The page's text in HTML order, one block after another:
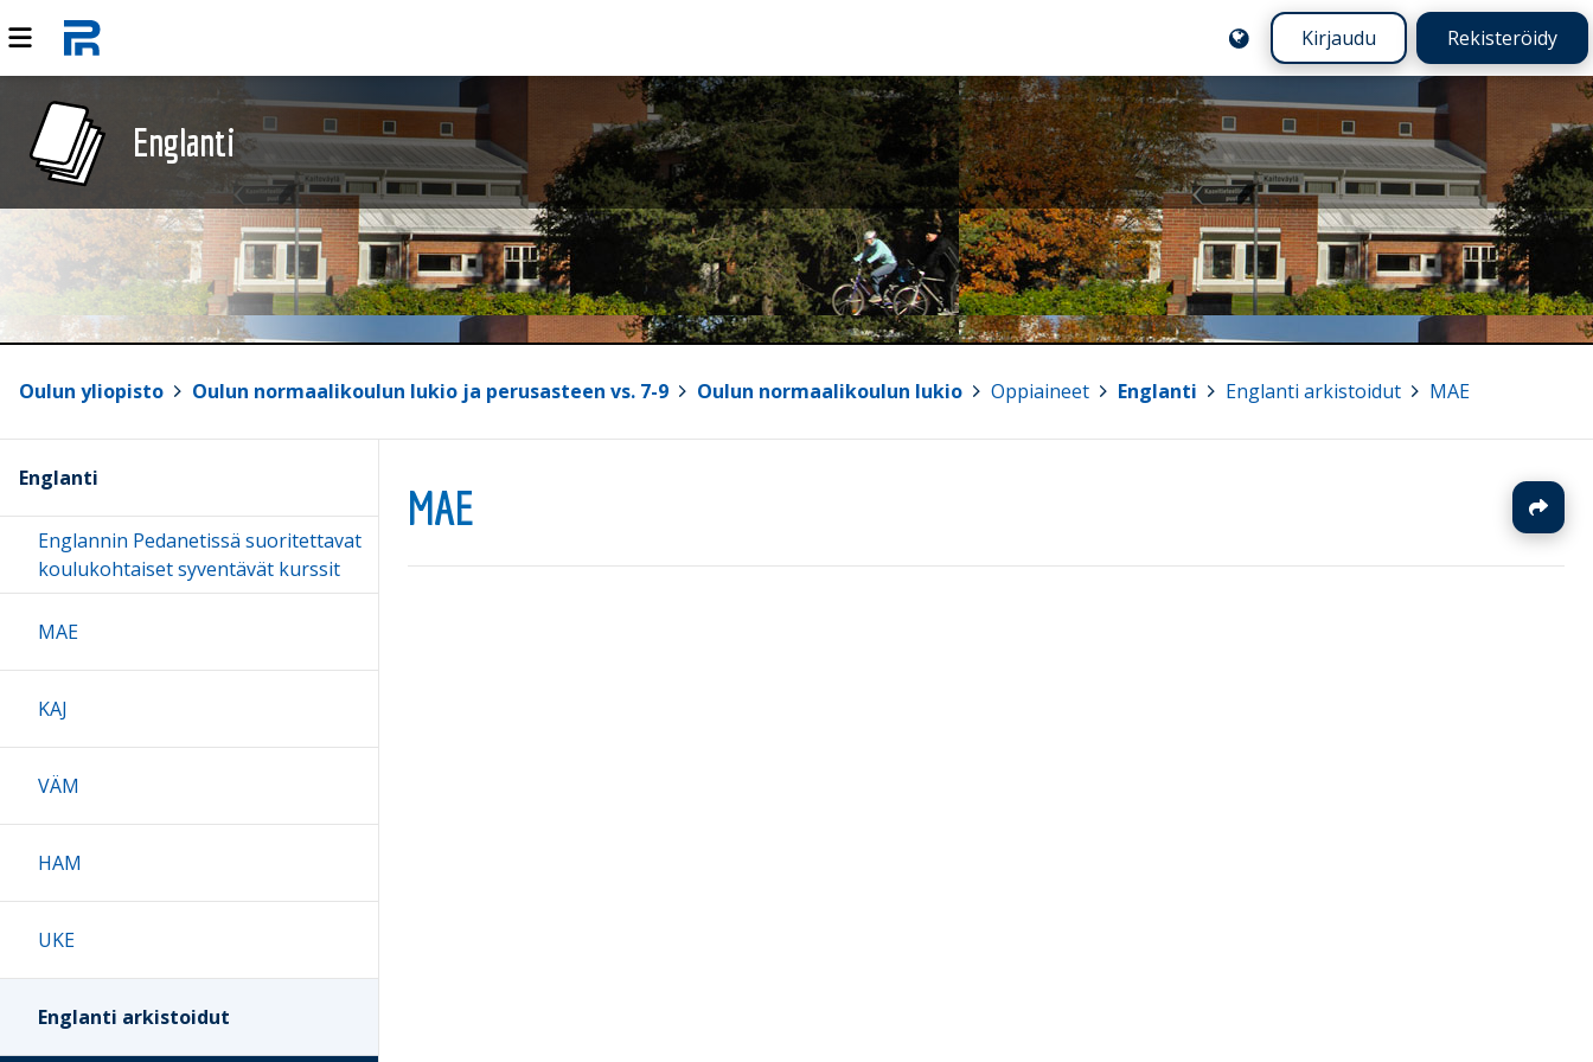
Kirjaudu Rekisteröidy
Englanti
Oulun yliopisto Oulun normaalikoulun lukio ja perusasteen vs. 7-9 Oulun normaalikoulun lukio Oppiaineet Englanti Englanti arkistoidut MAE
MAE
Englanti
Englannin Pedanetissä suoritettavat
koulukohtaiset syventävät kurssit
MAE
KAJ
VÄM
HAM
UKE
Englanti arkistoidut